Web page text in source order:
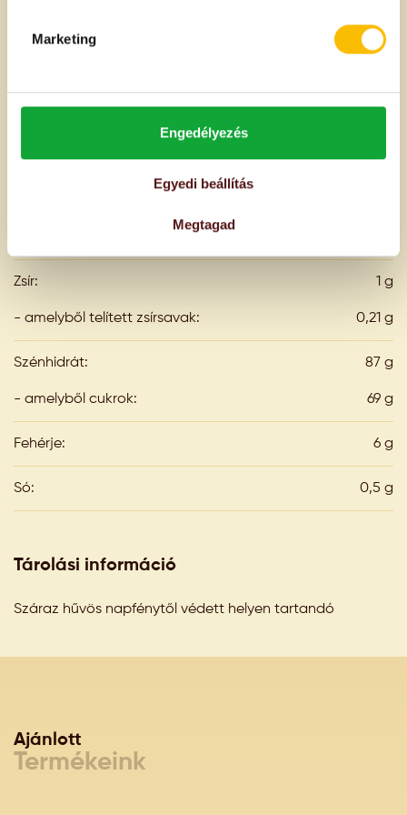
Marketing
Engedélyezés
Egyedi beállítás
Megtagad
A termék származási helye
Zsír: 1 g
- amelyből telített zsírsavak: 0,21 g
Szénhidrát: 87 g
- amelyből cukrok: 69 g
Fehérje: 6 g
Só: 0,5 g
Tárolási információ
Száraz hűvös napfénytől védett helyen tartandó
Ajánlott
Termékeink